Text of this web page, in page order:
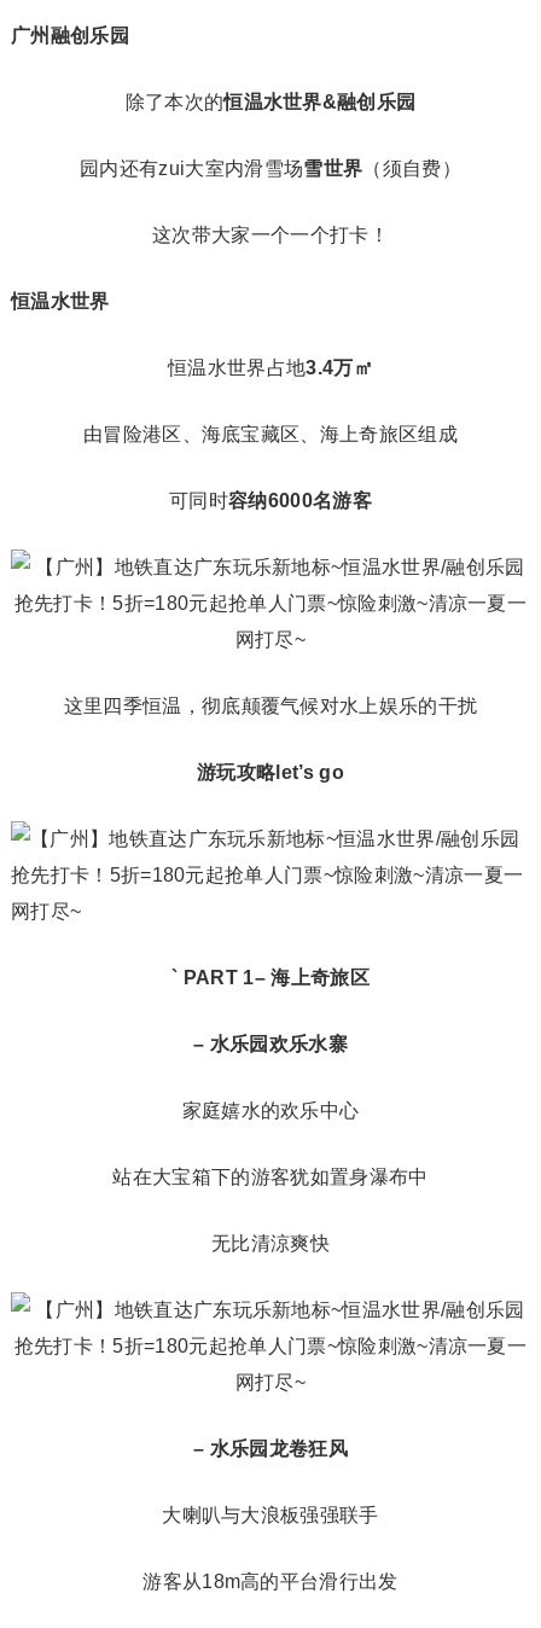
广州融创乐园
除了本次的恒温水世界&融创乐园
园内还有zui大室内滑雪场雪世界 （须自费）
这次带大家一个一个打卡！
恒温水世界
恒温水世界占地3.4万㎡
由冒险港区、海底宝藏区、海上奇旅区组成
可同时容纳6000名游客
这里四季恒温，彻底颠覆气候对水上娱乐的干扰
游玩攻略let’sgo
` PART 1– 海上奇旅区
– 水乐园 欢乐水寨
家庭嬉水的欢乐中心
站在大宝箱下的游客犹如置身瀑布中
无比清涼爽快
– 水乐园 龙卷狂风
大喇叭与大浪板强强联手
游客从18m高的平台滑行出发